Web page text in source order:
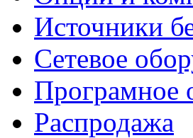
Источники
Сетевое
Програмное
Распродажа